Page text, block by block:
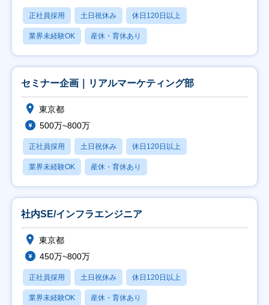
正社員採用 土日祝休み 休日120日以上
業界未経験OK 産休・育休あり
セミナー企画｜リアルマーケティング部
東京都
500万~800万
正社員採用 土日祝休み 休日120日以上
業界未経験OK 産休・育休あり
社内SE/インフラエンジニア
東京都
450万~800万
正社員採用 土日祝休み 休日120日以上
業界未経験OK 産休・育休あり